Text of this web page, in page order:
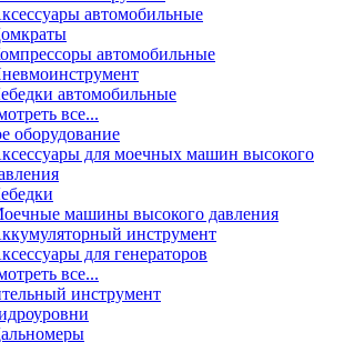
автомобильные
автомобильные
автомобильные
все...
оборудование
для моечных машин высокого
машины высокого давления
инструмент
для генераторов
все...
инструмент